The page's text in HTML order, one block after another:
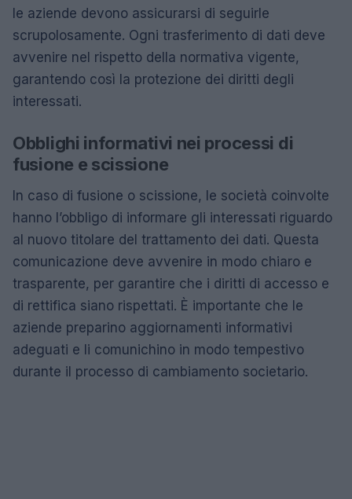
le aziende devono assicurarsi di seguirle
scrupolosamente. Ogni trasferimento di dati deve
avvenire nel rispetto della normativa vigente,
garantendo così la protezione dei diritti degli
interessati.
Obblighi informativi nei processi di
fusione e scissione
In caso di fusione o scissione, le società coinvolte
hanno l’obbligo di informare gli interessati riguardo
al nuovo titolare del trattamento dei dati. Questa
comunicazione deve avvenire in modo chiaro e
trasparente, per garantire che i diritti di accesso e
di rettifica siano rispettati. È importante che le
aziende preparino aggiornamenti informativi
adeguati e li comunichino in modo tempestivo
durante il processo di cambiamento societario.